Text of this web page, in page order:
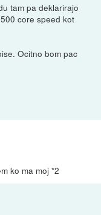
tam pa deklarirajo
core speed kot
Ocitno bom pac
ko ma moj *2